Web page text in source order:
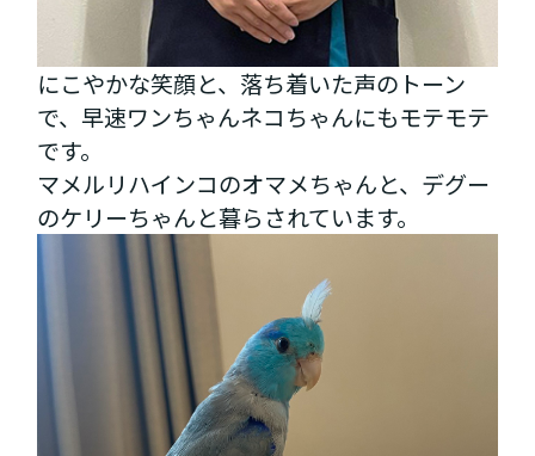
にこやかな笑顔と、落ち着いた声のトーン
で、早速ワンちゃんネコちゃんにもモテモテ
です。
マメルリハインコのオマメちゃんと、デグー
のケリーちゃんと暮らされています。